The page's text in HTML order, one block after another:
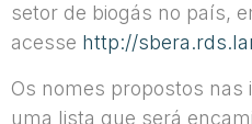
setor de biogás no país,
acesse http://
Os nomes propostos nas
uma lista que será